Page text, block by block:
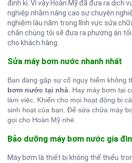
định kì. Vì vậy Hoàn Mỹ đã đưa ra dịch
nghiệp nhằm nâng cao sự chuyên
nghiệm lâu năm trong lĩnh vực sửa
chắn chúng tôi sẽ đưa ra phương án
cho khách hàng.
Sửa máy bơm nước nhanh nhất
Bạn đang gặp sự cố nguy hiểm không
bơm nước tại nhà. Hay máy bơm tại
làm việc. Khiến cho mọi hoạt động bị
sinh hoạt của bạn. Để sửa chữa máy
gọi cho Hoàn Mỹ nhé.
Bảo dưỡng máy bơm nước gia
Máy bơm là thiết bị không thể thiếu